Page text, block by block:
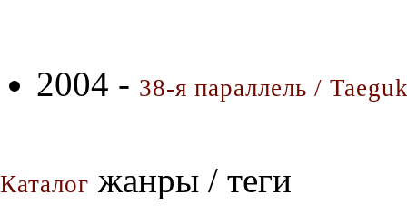
2004 - 38-я параллель /
Каталог жанры / теги